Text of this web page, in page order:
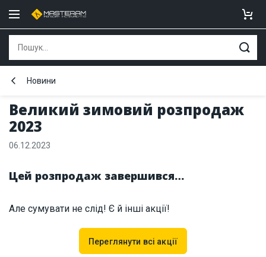
Великий зимовий розпродаж
2023
Новини
06.12.2023
Цей розпродаж завершився…
Але сумувати не слід! Є й інші акції!
Переглянути всі акції